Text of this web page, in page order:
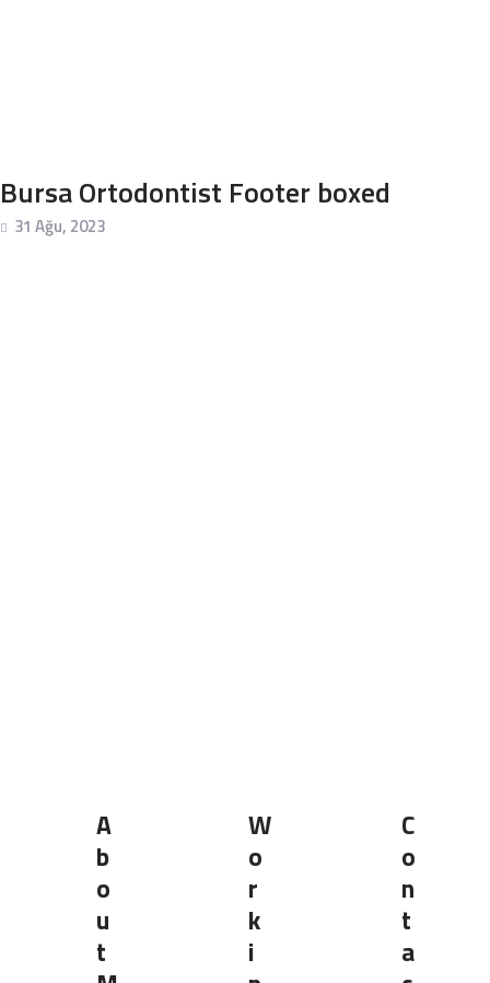
İLETIŞIM
Bursa Ortodontist Footer boxed
31 Ağu, 2023
A
B
O
U
T
W
O
R
K
I
C
O
N
T
A